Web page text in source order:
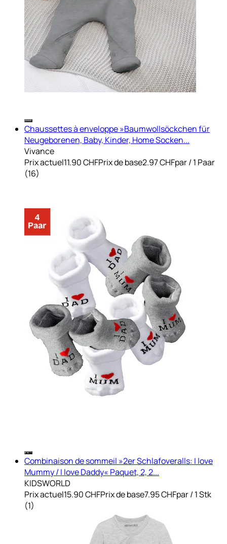
Chaussettes à enveloppe »Baumwollsöckchen für
Neugeborenen, Baby, Kinder, Home Socken...
Vivance
Prix actuel11.90 CHFPrix de base2.97 CHFpar/ 1 Paar
(16)
Combinaison de sommeil »2er Schlafoveralls: I love
Mummy / I love Daddy« Paquet, 2, 2...
KIDSWORLD
Prix actuel15.90 CHFPrix de base7.95 CHFpar/ 1 Stk
(1)